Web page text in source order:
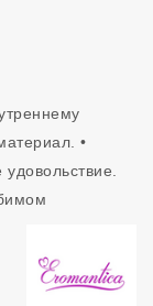
•